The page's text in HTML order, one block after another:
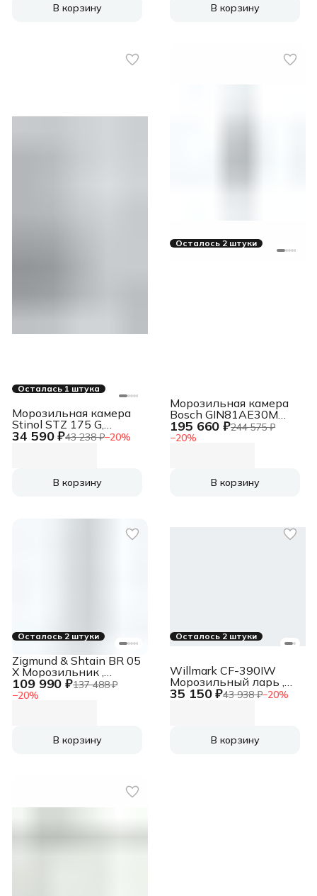
В корзину В корзину
Осталась 1 штука
34 590 ₽43 238 ₽−20%
Морозильная камера
Stinol STZ 175 G,
серебристый, 261 л, 4
В корзину
Осталось 2 штуки
195 660 ₽244 575 ₽
−20%
Морозильная камера
Bosch GIN81AE30M
Встраиваемая
В корзину
Осталось 2 штуки
109 990 ₽137 488 ₽
−20%
Zigmund & Shtain BR 05
X Морозильник ,
белый, 200 л, 7 ящиков
В корзину
Осталось 2 штуки
35 150 ₽43 938 ₽−20%
Willmark CF-390IW
Морозильный ларь ,
белый, 293л
В корзину